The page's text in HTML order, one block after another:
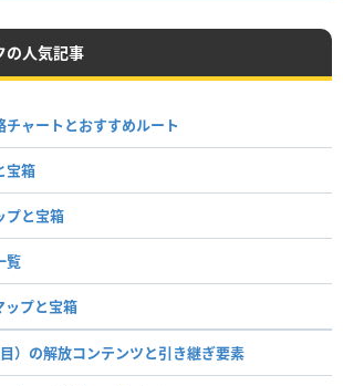
の人気記事
チャートとおすすめルート
宝箱
プと宝箱
覧
ップと宝箱
）の解放コンテンツと引き継ぎ要素